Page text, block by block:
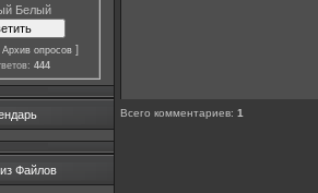
Белый
Архив опросов ]
444
Файлов
Всего комментариев:1